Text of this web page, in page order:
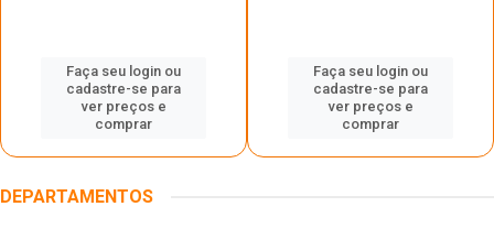
Faça seu login ou
cadastre-se para
ver preços e
comprar
Faça seu login ou
cadastre-se para
ver preços e
comprar
DEPARTAMENTOS